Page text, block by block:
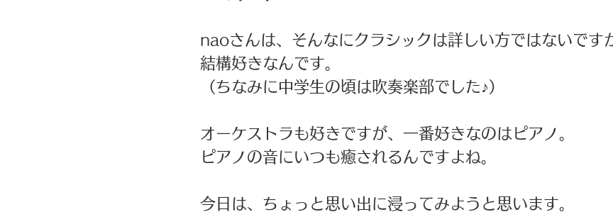
naoさんは、そんなにクラシックは詳しい方ではないです
結構好きなんです。
（ちなみに中学生の頃は吹奏楽部でした♪）
オーケストラも好きですが、一番好きなのはピアノ。
ピアノの音にいつも癒されるんですよね。
今日は、ちょっと思い出に浸ってみようと思います。